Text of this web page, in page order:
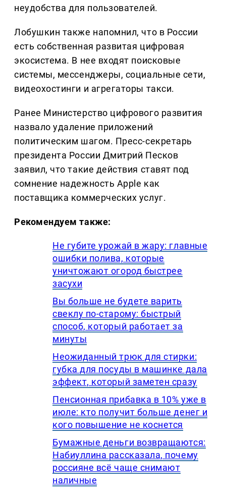
неудобства для пользователей.
Лобушкин также напомнил, что в России
есть собственная развитая цифровая
экосистема. В нее входят поисковые
системы, мессенджеры, социальные сети,
видеохостинги и агрегаторы такси.
Ранее Министерство цифрового развития
назвало удаление приложений
политическим шагом. Пресс-секретарь
президента России Дмитрий Песков
заявил, что такие действия ставят под
сомнение надежность Apple как
поставщика коммерческих услуг.
Рекомендуем также:
Не губите урожай в жару: главные
ошибки полива, которые
уничтожают огород быстрее
засухи
Вы больше не будете варить
свеклу по-старому: быстрый
способ, который работает за
минуты
Неожиданный трюк для стирки:
губка для посуды в машинке дала
эффект, который заметен сразу
Пенсионная прибавка в 10% уже в
июле: кто получит больше денег и
кого повышение не коснется
Бумажные деньги возвращаются:
Набиуллина рассказала, почему
россияне всё чаще снимают
наличные